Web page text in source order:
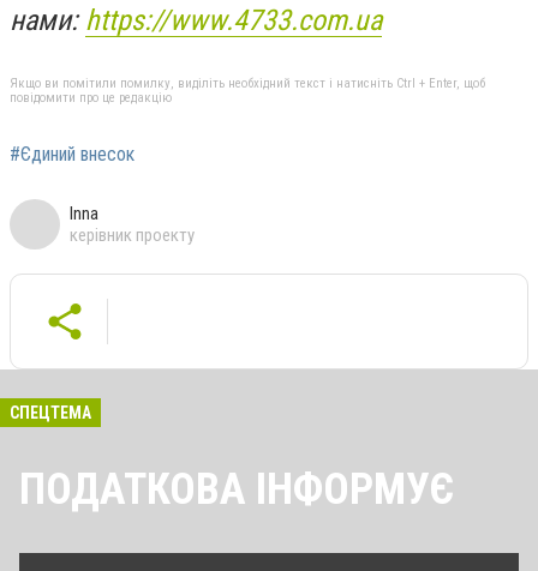
нами:https://www.4733.com.ua
Якщо ви помітили помилку, виділіть необхідний текст і натисніть Ctrl + Enter, щоб
повідомити про це редакцію
#Єдиний внесок
Inna
керівник проекту
СПЕЦТЕМА
ПОДАТКОВА ІНФОРМУЄ